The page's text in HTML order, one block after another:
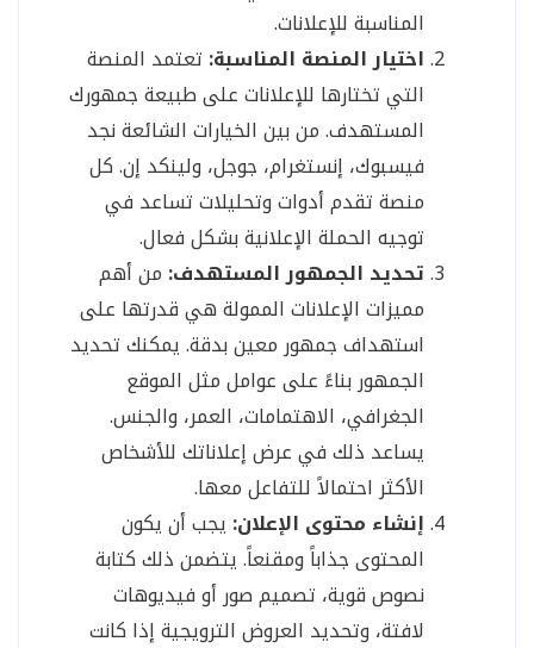
المناسبة للإعلانات.
اختيار المنصة المناسبة: تعتمد المنصة
التي تختارها للإعلانات على طبيعة جمهورك
المستهدف. من بين الخيارات الشائعة نجد
فيسبوك، إنستغرام، جوجل، ولينكد إن. كل
منصة تقدم أدوات وتحليلات تساعد في
توجيه الحملة الإعلانية بشكل فعال.
تحديد الجمهور المستهدف: من أهم
مميزات الإعلانات الممولة هي قدرتها على
استهداف جمهور معين بدقة. يمكنك تحديد
الجمهور بناءً على عوامل مثل الموقع
الجغرافي، الاهتمامات، العمر، والجنس.
يساعد ذلك في عرض إعلاناتك للأشخاص
الأكثر احتمالاً للتفاعل معها.
إنشاء محتوى الإعلان: يجب أن يكون
المحتوى جذاباً ومقنعاً. يتضمن ذلك كتابة
نصوص قوية، تصميم صور أو فيديوهات
لافتة، وتحديد العروض الترويجية إذا كانت